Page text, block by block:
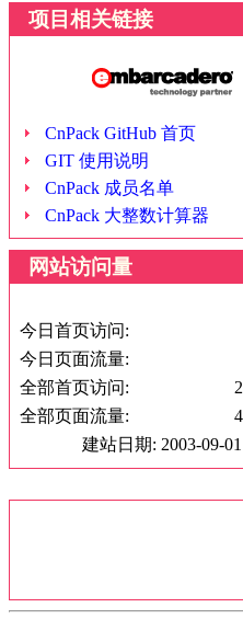
项目相关链接
CnPack GitHub 首页
GIT 使用说明
CnPack 成员名单
CnPack 大整数计算器
网站访问量
今日首页访问:
今日页面流量:
全部首页访问:
全部页面流量:
建站日期: 2003-09-01